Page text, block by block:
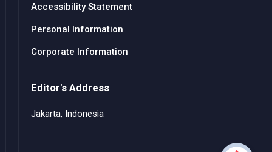
Accessibility Statement
Personal Information
Corporate Information
Editor's Address
Jakarta, Indonesia